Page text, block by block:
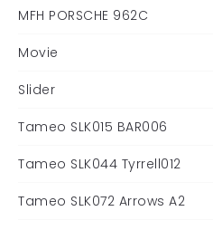
MFH PORSCHE 962C
Movie
Slider
Tameo SLK015 BAR006
Tameo SLK044 Tyrrell012
Tameo SLK072 Arrows A2